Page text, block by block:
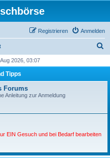
Anmelden
Registrieren
h
2026, 03:07
Tipps
Forums
Anleitung zur Anmeldung
EIN Gesuch und bei Bedarf bearbeiten